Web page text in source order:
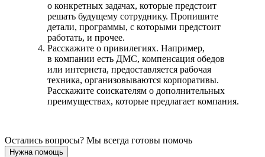
о конкретных задачах, которые предстоит
решать будущему сотруднику. Пропишите
детали, программы, с которыми предстоит
работать, и прочее.
Расскажите о привилегиях. Например,
в компании есть ДМС, компенсация обедов
или интернета, предоставляется рабочая
техника, организовываются корпоративы.
Расскажите соискателям о дополнительных
преимуществах, которые предлагает компания.
Остались вопросы? Мы всегда готовы помочь
Нужна помощь